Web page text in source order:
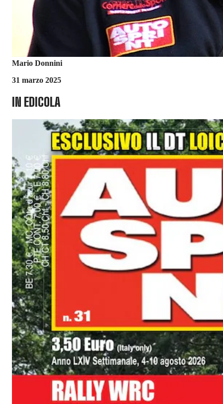
Mario Donnini
31 marzo 2025
IN EDICOLA